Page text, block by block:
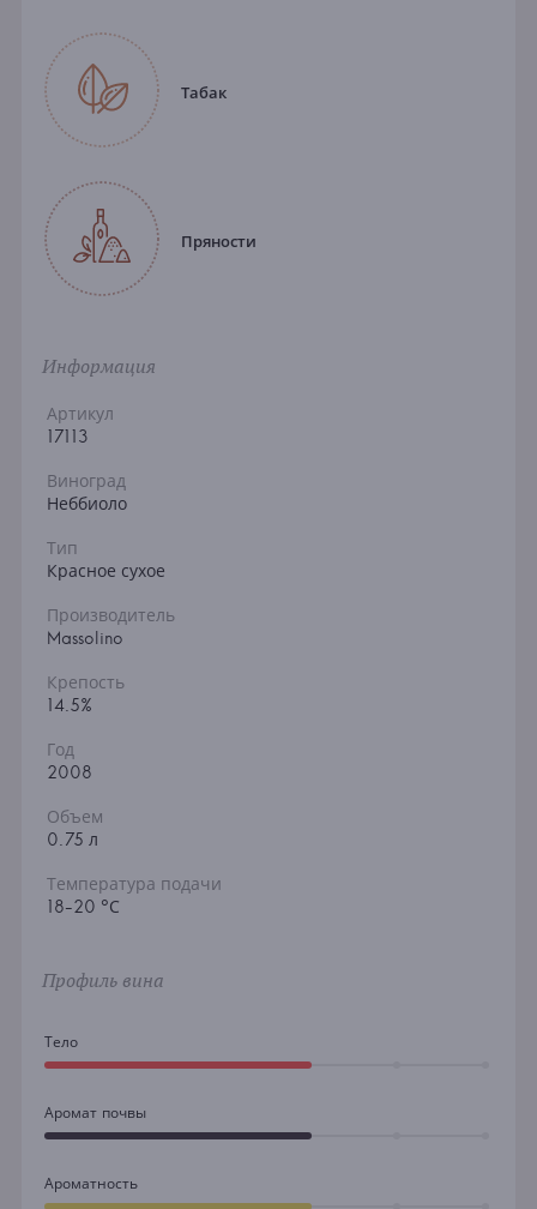
Табак
Пряности
Информация
Артикул
17113
Виноград
Неббиоло
Тип
Красное сухое
Производитель
Massolino
Крепость
14.5%
Год
2008
Объем
0.75 л
Температура подачи
18-20 °С
Профиль вина
Тело
Аромат почвы
Ароматность